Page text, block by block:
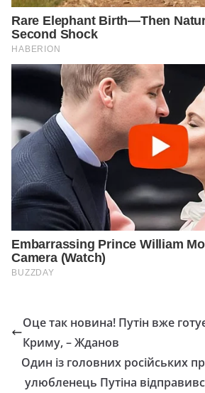
Оце так новина! Путін вже
Криму, – Жданов
Один із головних російських
улюбленець Путіна